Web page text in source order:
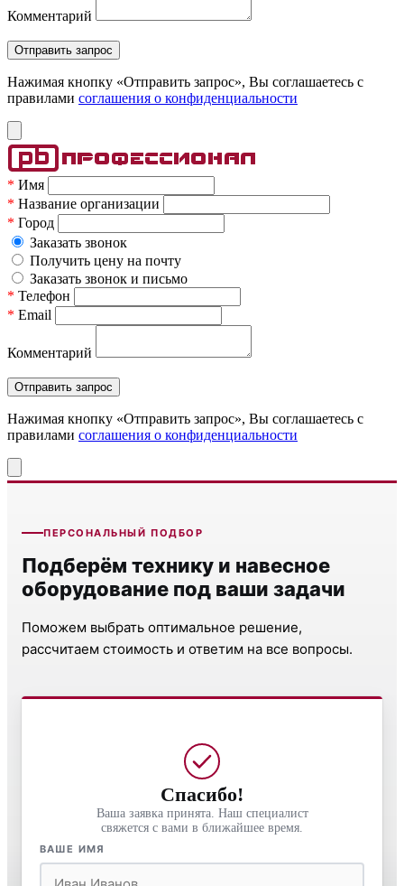
Комментарий
Нажимая кнопку «Отправить запрос», Вы соглашаетесь c
правилами соглашения о конфиденциальности
* Имя
* Название организации
* Город
Заказать звонок
Получить цену на почту
Заказать звонок и письмо
* Телефон
* Email
Комментарий
Нажимая кнопку «Отправить запрос», Вы соглашаетесь c
правилами соглашения о конфиденциальности
ПЕРСОНАЛЬНЫЙ ПОДБОР
Подберём технику и навесное
оборудование под ваши задачи
Поможем выбрать оптимальное решение,
рассчитаем стоимость и ответим на все вопросы.
Спасибо!
Ваша заявка принята. Наш специалист
свяжется с вами в ближайшее время.
ВАШЕ ИМЯ